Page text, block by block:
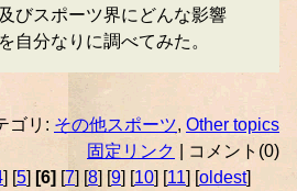
びスポーツ界にどんな影響
自分なりに調べてみた。
ゴリ: その他スポーツ, Other topics
固定リンク
| コメント(0)
] [5] [6] [7] [8] [9] [10] [11] [oldest]